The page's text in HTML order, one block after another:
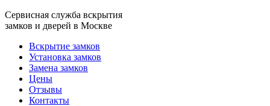
Сервисная служба вскрытия
замков и дверей в Москве
Вскрытие замков
Установка замков
Замена замков
Цены
Отзывы
Контакты